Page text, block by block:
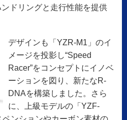
ドリングと走行性能を提供
デザインも「YZR-M1」のイ
メージを投影し“Speed
Racer”をコンセプトにイノベ
ーションを図り、新たなR-
DNAを構築しました。さら
に、上級モデルの「YZF-